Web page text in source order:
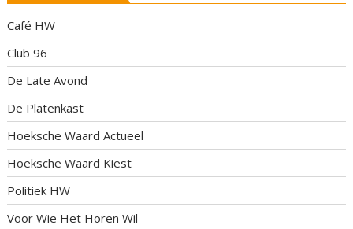
Café HW
Club 96
De Late Avond
De Platenkast
Hoeksche Waard Actueel
Hoeksche Waard Kiest
Politiek HW
Voor Wie Het Horen Wil